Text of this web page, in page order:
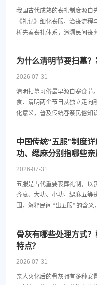
我国古代成熟的丧礼制度源自
《礼记》细化丧服、治丧流
析先秦丧礼体系，追溯民间丧
为什么清明节要扫墓
2026-07-31
清明扫墓习俗最早源自寒食节
食、清明两个节日从独立走向
化意义，普及传统春祭民俗知识
中国传统“五服”制度
功、缌麻分别指哪些亲
2026-07-31
五服是古代重要丧葬礼制，以
齐衰、大功、小功、缌麻五等
围，解释民间 “出五服” 的含
骨灰有哪些处理方式
特点？
2026-07-31
亲人火化后的骨灰拥有多种安